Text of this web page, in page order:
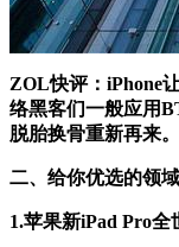
ZOL快评：iPhone
络黑客们一般应用
脱胎换骨重新再来。
二、给你优选的领
1.苹果新iPad Pro